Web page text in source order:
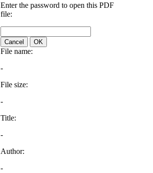
Enter the password to open this PDF
file:
Cancel OK
File name:
-
File size:
-
Title:
-
Author:
-